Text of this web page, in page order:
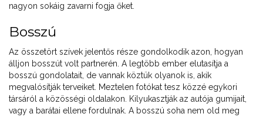
nagyon sokáig zavarni fogja őket.
Bosszú
Az összetört szívek jelentős része gondolkodik azon, hogyan
álljon bosszút volt partnerén. A legtöbb ember elutasítja a
bosszú gondolatait, de vannak köztük olyanok is, akik
megvalósítják terveiket. Meztelen fotókat tesz közzé egykori
társáról a közösségi oldalakon. Kilyukasztják az autója gumijait,
vagy a barátai ellene fordulnak. A bosszú soha nem old meg